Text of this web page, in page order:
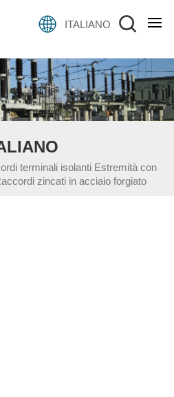
ITALIANO
terminali isolanti Estremità con
zincati in acciaio forgiato